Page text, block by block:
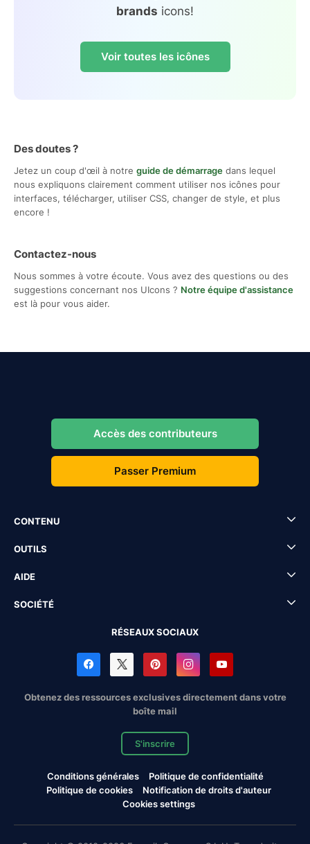
brands icons!
Voir toutes les icônes
Des doutes ?
Jetez un coup d'œil à notre guide de démarrage dans lequel
nous expliquons clairement comment utiliser nos icônes pour
interfaces, télécharger, utiliser CSS, changer de style, et plus
encore !
Contactez-nous
Nous sommes à votre écoute. Vous avez des questions ou des
suggestions concernant nos UIcons ? Notre équipe d'assistance
est là pour vous aider.
Accès des contributeurs
Passer Premium
CONTENU
OUTILS
AIDE
SOCIÉTÉ
RÉSEAUX SOCIAUX
Obtenez des ressources exclusives directement dans votre
boîte mail
S'inscrire
Conditions générales
Politique de confidentialité
Politique de cookies
Notification de droits d'auteur
Cookies settings